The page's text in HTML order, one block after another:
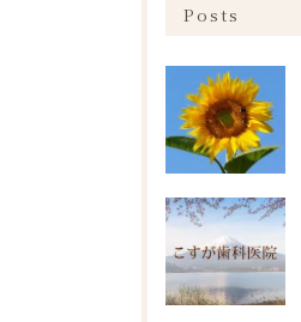
Posts